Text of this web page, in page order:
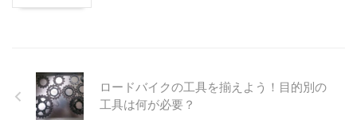
ロードバイクの工具を揃えよう！目的別の
工具は何が必要？